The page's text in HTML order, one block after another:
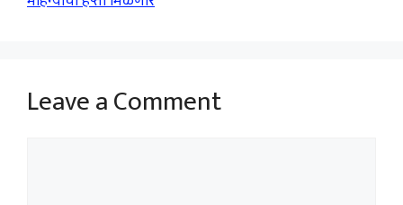
Leave a Comment